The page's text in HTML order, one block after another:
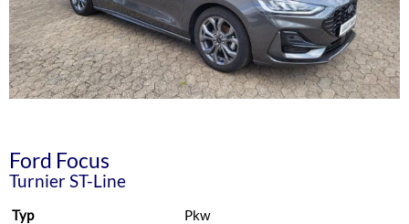
Ford Focus
Turnier ST-Line
Typ
Pkw